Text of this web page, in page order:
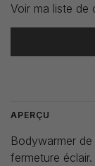
Voir ma liste de
APERÇU
Bodywarmer
fermeture éclair.